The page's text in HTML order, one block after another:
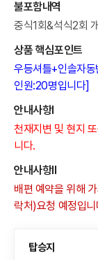
불포함내역
중식1회&석식2회
상품 핵심포인트
우등셔틀+인솔자
인원:20명입니다]
안내사항Ⅰ
천재지변 및 현지
니다.
안내사항Ⅱ
배편 예약을 위해
락처)요청 예정입니
탑승지